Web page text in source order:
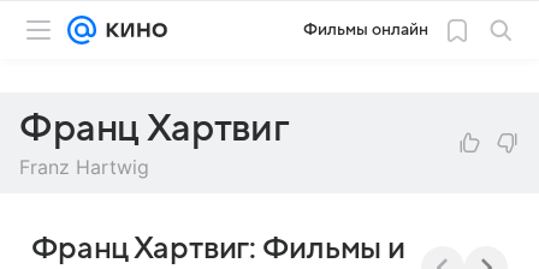
Фильмы онлайн
Франц Хартвиг
Franz Hartwig
Франц Хартвиг: Фильмы и